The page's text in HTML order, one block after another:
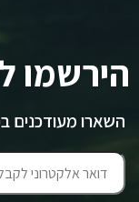
הירשמו
השארו מעודכנים